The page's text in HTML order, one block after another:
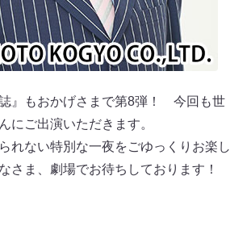
誌』もおかげさまで第8弾！ 今回も世
にご出演いただきます。
れない特別な一夜をごゆっくりお楽し
ま、劇場でお待ちしております！